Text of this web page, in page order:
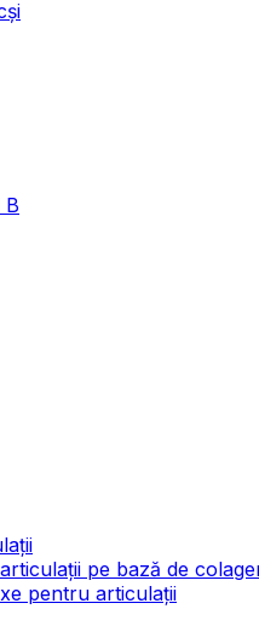
B
pe bază de
pentru articulații